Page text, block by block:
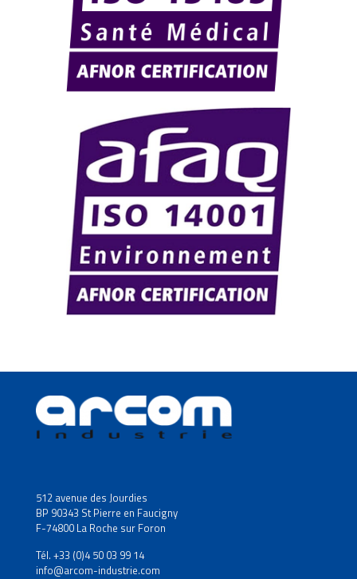
512 avenue des Jourdies
BP 90343 St Pierre en Faucigny
F-74800 La Roche sur Foron
Tél. +33 (0)4 50 03 99 14
info@arcom-industrie.com